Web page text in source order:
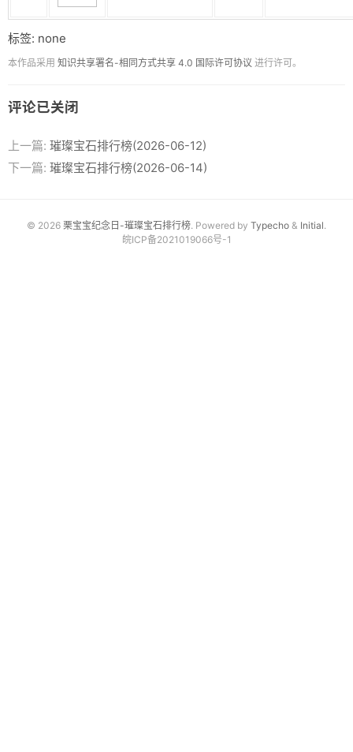
标签: none
本作品采用 知识共享署名-相同方式共享 4.0 国际许可协议 进行许可。
评论已关闭
上一篇: 璀璨宝石排行榜(2026-06-12)
下一篇: 璀璨宝石排行榜(2026-06-14)
© 2026 栗宝宝纪念日-璀璨宝石排行榜. Powered by Typecho & Initial.
皖ICP备2021019066号-1